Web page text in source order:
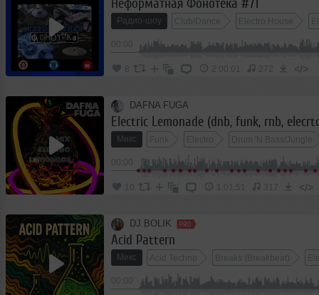
Неформатная Фонотека #71
Радио-шоу Club/Dance Electro House
2:00:01 272 </>
DAFNA FUGA
Electric Lemonade (dnb, funk, rnb,
Микс Funk Electro Drum 'N Bass/Jungle
1:01:51 317 </>
DJ BOLIK
Acid Pattern
Микс Acid Techno Breaks (Breakbeat)